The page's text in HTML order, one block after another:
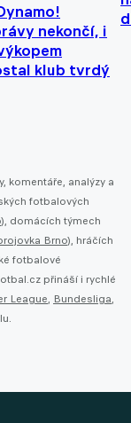
nekončí, i
klub tvrdý
komentáře, analýzy a
fotbalových
), domácích týmech
Brno), hráčích
fotbalové
přináší i rychlé
League, Bundesliga,